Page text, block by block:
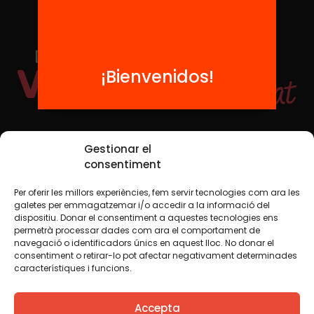
Gestionar el
consentiment
Per oferir les millors experiències, fem servir tecnologies com ara les
galetes per emmagatzemar i/o accedir a la informació del
dispositiu. Donar el consentiment a aquestes tecnologies ens
permetrà processar dades com ara el comportament de
navegació o identificadors únics en aquest lloc. No donar el
consentiment o retirar-lo pot afectar negativament determinades
característiques i funcions.
Accepta
Redes sociales
TWT YTB IG FB IN
Aviso legalPolítica de cookies
Creemos que el conocimiento debe compartirse. Por eso
utilizamos una licencia Creative Commons, salvo que en
¡Bienvenidos!